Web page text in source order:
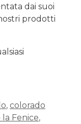
dai suoi
prodotti
, colorado
Fenice,